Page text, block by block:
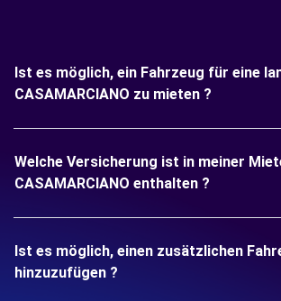
Ist es möglich, ein Fahrzeug für eine
CASAMARCIANO zu mieten ?
Welche Versicherung ist in meiner
CASAMARCIANO enthalten ?
Ist es möglich, einen zusätzlichen
hinzuzufügen ?